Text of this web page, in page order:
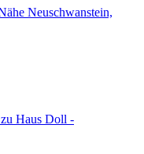
Neuschwanstein,
Haus Doll -